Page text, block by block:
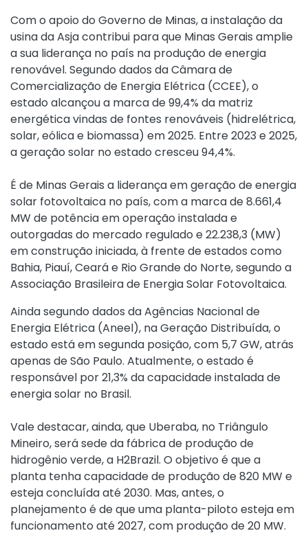
Com o apoio do Governo de Minas, a instalação da
usina da Asja contribui para que Minas Gerais amplie
a sua liderança no país na produção de energia
renovável. Segundo dados da Câmara de
Comercialização de Energia Elétrica (CCEE), o
estado alcançou a marca de 99,4% da matriz
energética vindas de fontes renováveis (hidrelétrica,
solar, eólica e biomassa) em 2025. Entre 2023 e 2025,
a geração solar no estado cresceu 94,4%.
É de Minas Gerais a liderança em geração de energia
solar fotovoltaica no país, com a marca de 8.661,4
MW de potência em operação instalada e
outorgadas do mercado regulado e 22.238,3 (MW)
em construção iniciada, à frente de estados como
Bahia, Piauí, Ceará e Rio Grande do Norte, segundo a
Associação Brasileira de Energia Solar Fotovoltaica.
Ainda segundo dados da Agências Nacional de
Energia Elétrica (Aneel), na Geração Distribuída, o
estado está em segunda posição, com 5,7 GW, atrás
apenas de São Paulo. Atualmente, o estado é
responsável por 21,3% da capacidade instalada de
energia solar no Brasil.
Vale destacar, ainda, que Uberaba, no Triângulo
Mineiro, será sede da fábrica de produção de
hidrogênio verde, a H2Brazil. O objetivo é que a
planta tenha capacidade de produção de 820 MW e
esteja concluída até 2030. Mas, antes, o
planejamento é de que uma planta-piloto esteja em
funcionamento até 2027, com produção de 20 MW.